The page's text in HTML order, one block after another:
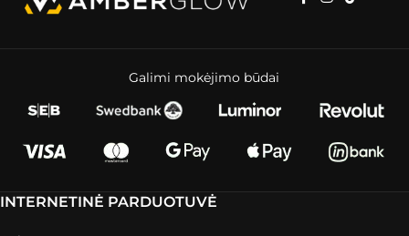
Galimi mokėjimo būdai
INTERNETINĖ PARDUOTUVĖ